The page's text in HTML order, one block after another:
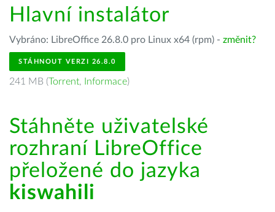
Hlavní instalátor
Vybráno: LibreOffice 26.8.0 pro Linux x64 (rpm) - změnit?
STÁHNOUT VERZI 26.8.0
241 MB (Torrent, Informace)
Stáhněte uživatelské
rozhraní LibreOffice
přeložené do jazyka
kiswahili